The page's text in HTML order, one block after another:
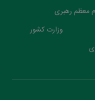
معظم رهبری
وزارت کشور